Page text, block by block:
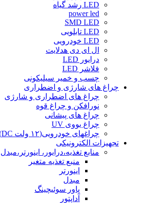
LED رشد گیاه
power led
SMD LED
LED تابلویی
LED خودرویی
ال ای دی هدلایت
درایور LED
فلاشر LED
چسب و خمیر سیلیکونی
چراغ های شارژی و اضطراری
چراغ های اضطراری و شارژی
نورافکن و چراغ قوه
چراغ های پیشانی
چراغ یووی UV
چراغهای خودرویی(۱۲ ولت DC)
تجهیزات الکترونیکی
منابع تغذیه،درایور، اینورتر،مبدل
منبع تغذیه متغیر
اینورتر
مبدل
پاور سوئیچینگ
آداپتور